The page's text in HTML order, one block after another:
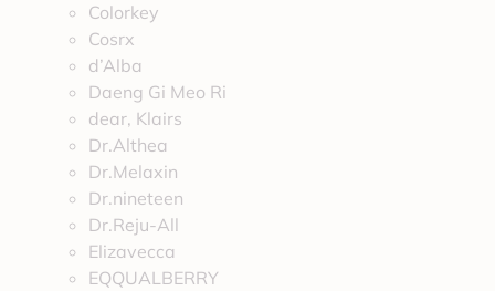
Colorkey
Cosrx
d’Alba
Daeng Gi Meo Ri
dear, Klairs
Dr.Althea
Dr.Melaxin
Dr.nineteen
Dr.Reju-All
Elizavecca
EQQUALBERRY